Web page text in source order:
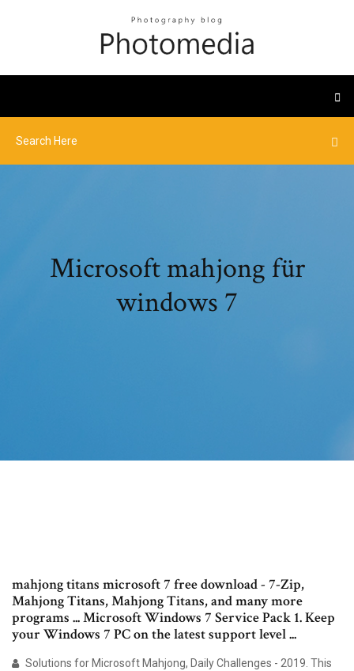
Microsoft mahjong für
windows 7
mahjong titans microsoft 7 free download - 7-Zip,
Mahjong Titans, Mahjong Titans, and many more
programs ... Microsoft Windows 7 Service Pack 1. Keep
your Windows 7 PC on the latest support level ...
Solutions for Microsoft Mahjong, Daily Challenges - 2019. This